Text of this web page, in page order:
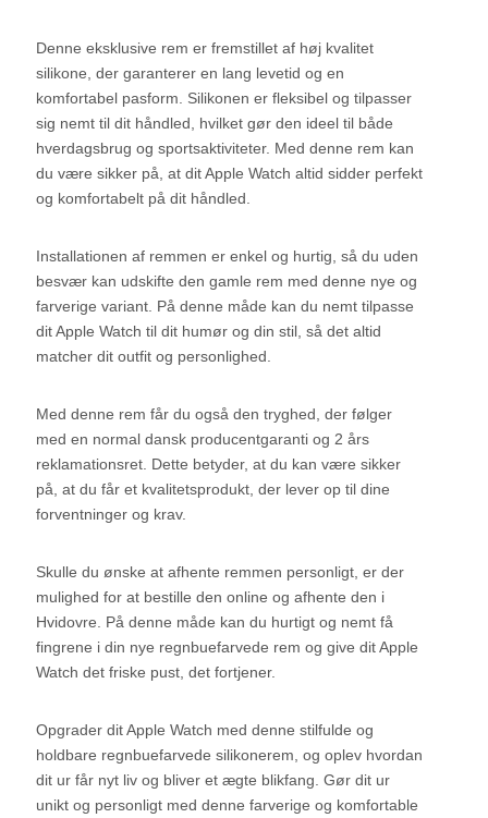
Denne eksklusive rem er fremstillet af høj kvalitet
silikone, der garanterer en lang levetid og en
komfortabel pasform. Silikonen er fleksibel og tilpasser
sig nemt til dit håndled, hvilket gør den ideel til både
hverdagsbrug og sportsaktiviteter. Med denne rem kan
du være sikker på, at dit Apple Watch altid sidder perfekt
og komfortabelt på dit håndled.
Installationen af remmen er enkel og hurtig, så du uden
besvær kan udskifte den gamle rem med denne nye og
farverige variant. På denne måde kan du nemt tilpasse
dit Apple Watch til dit humør og din stil, så det altid
matcher dit outfit og personlighed.
Med denne rem får du også den tryghed, der følger
med en normal dansk producentgaranti og 2 års
reklamationsret. Dette betyder, at du kan være sikker
på, at du får et kvalitetsprodukt, der lever op til dine
forventninger og krav.
Skulle du ønske at afhente remmen personligt, er der
mulighed for at bestille den online og afhente den i
Hvidovre. På denne måde kan du hurtigt og nemt få
fingrene i din nye regnbuefarvede rem og give dit Apple
Watch det friske pust, det fortjener.
Opgrader dit Apple Watch med denne stilfulde og
holdbare regnbuefarvede silikonerem, og oplev hvordan
dit ur får nyt liv og bliver et ægte blikfang. Gør dit ur
unikt og personligt med denne farverige og komfortable